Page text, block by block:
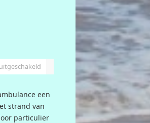
een
strand van
particulier